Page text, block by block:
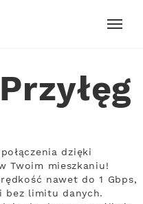
dzięki
Twoim mieszkaniu!
nawet do 1 Gbps,
bez limitu danych.